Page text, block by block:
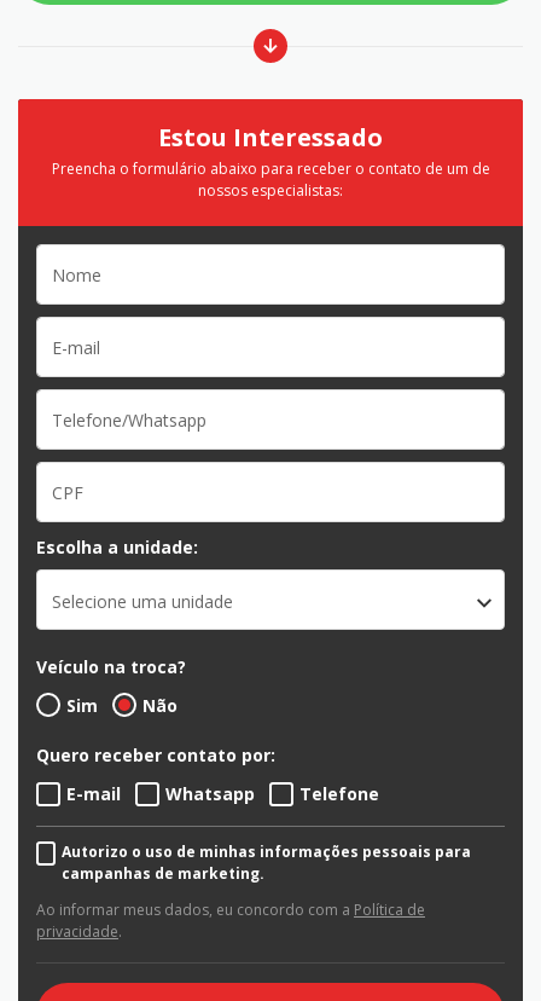
Estou Interessado
Preencha o formulário abaixo para receber o contato de um de
nossos especialistas:
Escolha a unidade:
Selecione uma unidade
Veículo na troca?
Sim
Não
Quero receber contato por:
E-mail
Whatsapp Telefone
Autorizo o uso de minhas informações pessoais para
campanhas de marketing.
Ao informar meus dados, eu concordo com a Política de
privacidade.